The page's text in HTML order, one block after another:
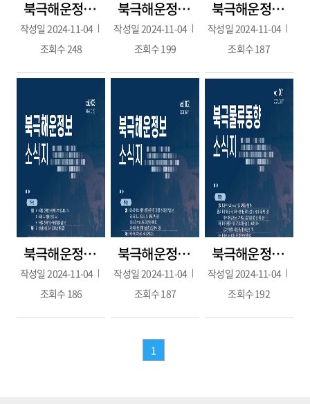
북극해운정보 6호(2024.10.31.)
작성일 2024-11-04
조회수248
북극해운정보 5호(2024.09.30.)
작성일 2024-11-04
조회수199
북극해운정보 4호(2024.08.30.)
작성일 2024-11-04
조회수187
북극해운정보 3호(2024.07.29.)
작성일 2024-11-04
조회수 186
북극해운정보 2호(2024.06.21.)
작성일 2024-11-04
조회수187
북극해운정보 1호(2024.05.17.)
작성일 2024-11-04
조회수192
1